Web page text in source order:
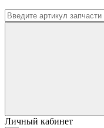
Личный кабинет